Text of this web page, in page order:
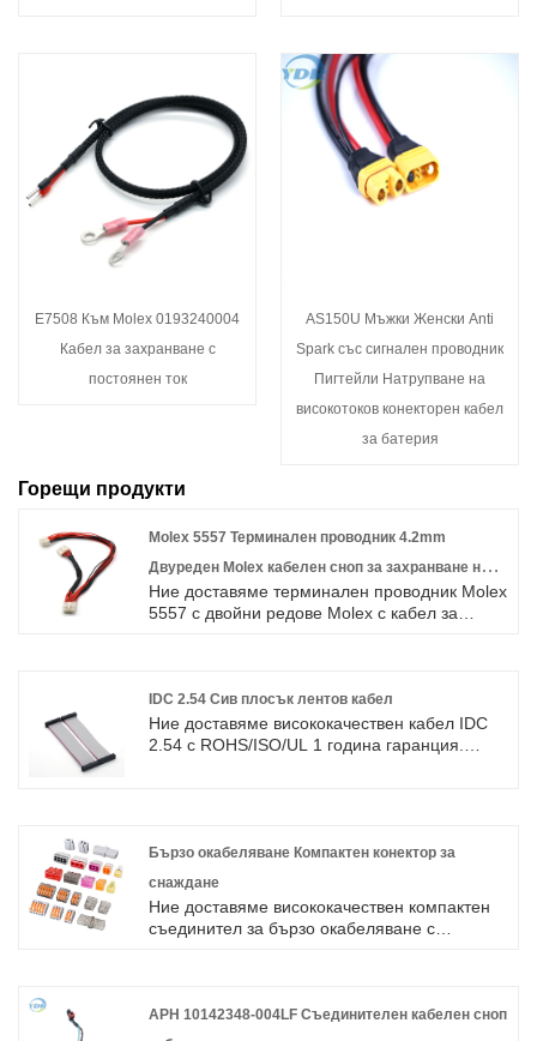
E7508 Към Molex 0193240004
Кабел за захранване с
постоянен ток
AS150U Мъжки Женски Anti
Spark със сигнален проводник
Пигтейли Натрупване на
високотоков конекторен кабел
за батерия
Горещи продукти
Molex 5557 Терминален проводник 4.2mm
Двуреден Molex кабелен сноп за захранване на
компютърен двигател
Ние доставяме терминален проводник Molex
5557 с двойни редове Molex с кабел за
кабелни снопове и конектори в продължение
на 10 години, обхващайки по -голямата част
от пазара в Азия, Европа и Америка.
IDC 2.54 Сив плосък лентов кабел
Ние доставяме висококачествен кабел IDC
2.54 с ROHS/ISO/UL 1 година гаранция.
Очакваме да станем ваши дългосрочни
Бързо окабеляване Компактен конектор за
снаждане
Ние доставяме висококачествен компактен
съединител за бързо окабеляване с
10 години, покривайки по-голямата част от
пазара в Азия, Европа и Америка. Очакваме
APH 10142348-004LF Съединителен кабелен сноп